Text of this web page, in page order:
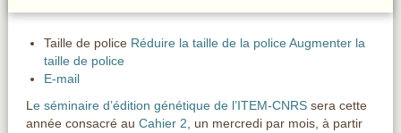
Taille de police Réduire la taille de la police Augmenter la
taille de police
E-mail
Le séminaire d’édition génétique de l’ITEM-CNRSsera cette
année consacré au Cahier 2, un mercredi par mois, à partir